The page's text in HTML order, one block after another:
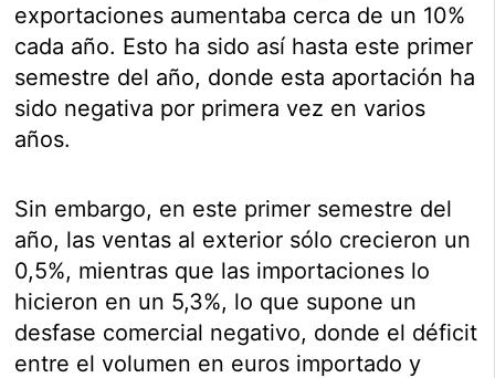
exportaciones aumentaba cerca de un 10%
cada año. Esto ha sido así hasta este primer
semestre del año, donde esta aportación ha
sido negativa por primera vez en varios
años.
Sin embargo, en este primer semestre del
año, las ventas al exterior sólo crecieron un
0,5%, mientras que las importaciones lo
hicieron en un 5,3%, lo que supone un
desfase comercial negativo, donde el déficit
entre el volumen en euros importado y